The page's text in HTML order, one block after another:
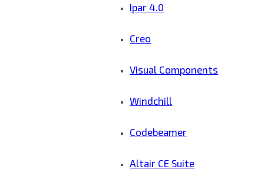
Ipar 4.0
Creo
Visual Components
Windchill
Codebeamer
Altair CE Suite